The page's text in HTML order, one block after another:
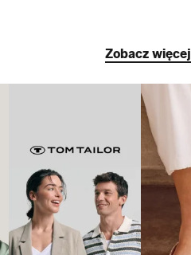
Zobacz więcej